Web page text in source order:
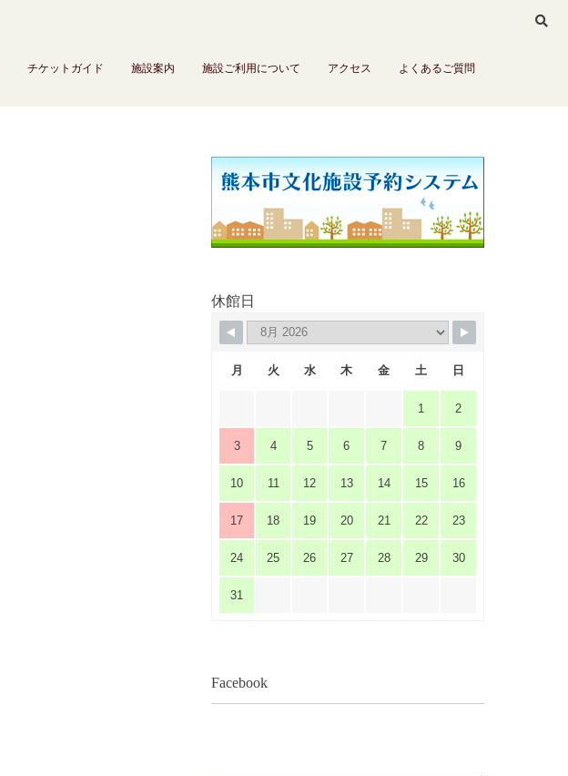
チケットガイド 施設案内 施設ご利用について アクセス よくあるご質問
休館日
月 火 水 木 金 土 日
1 2
3 4 5 6 7 8 9
10 11 12 13 14 15 16
17 18 19 20 21 22 23
24 25 26 27 28 29 30
31
Facebook